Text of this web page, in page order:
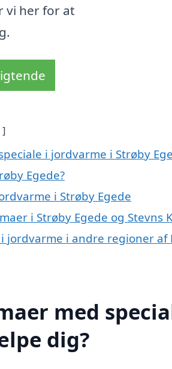
vi her for at
i jordvarme i Strøby
Egede?
i Strøby Egede
i Strøby Egede og Stevns
jordvarme i andre regioner af
med
dig?